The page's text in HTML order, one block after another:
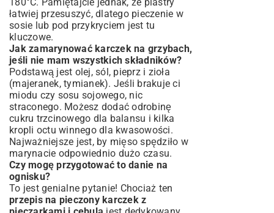
łatwiej przesuszyć, dlatego pieczenie w
sosie lub pod przykryciem jest tu
kluczowe.
Jak zamarynować karczek na grzybach,
jeśli nie mam wszystkich składników?
Podstawą jest olej, sól, pieprz i zioła
(majeranek, tymianek). Jeśli brakuje ci
miodu czy sosu sojowego, nic
straconego. Możesz dodać odrobinę
cukru trzcinowego dla balansu i kilka
kropli octu winnego dla kwasowości.
Najważniejsze jest, by mięso spędziło w
marynacie odpowiednio dużo czasu.
Czy mogę przygotować to danie na
ognisku?
To jest genialne pytanie! Chociaż ten
przepis na pieczony karczek z